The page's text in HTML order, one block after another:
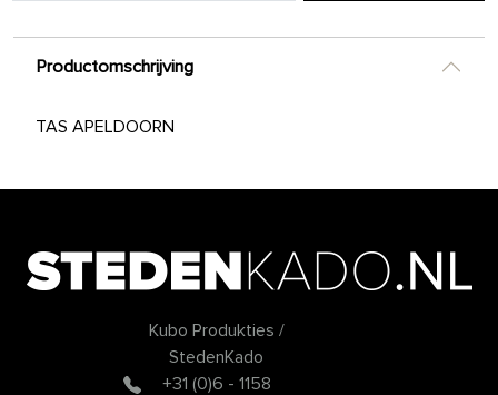
Productomschrijving
TAS APELDOORN
Kubo Produkties /
StedenKado
+31 (0)6 - 1158